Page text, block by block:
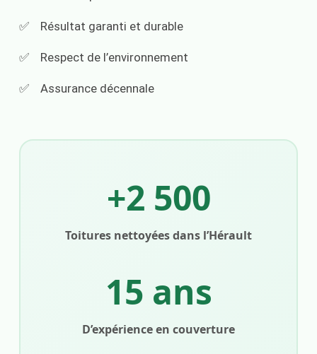
Résultat garanti et durable
Respect de l’environnement
Assurance décennale
+2 500
Toitures nettoyées dans l’Hérault
15 ans
D’expérience en couverture